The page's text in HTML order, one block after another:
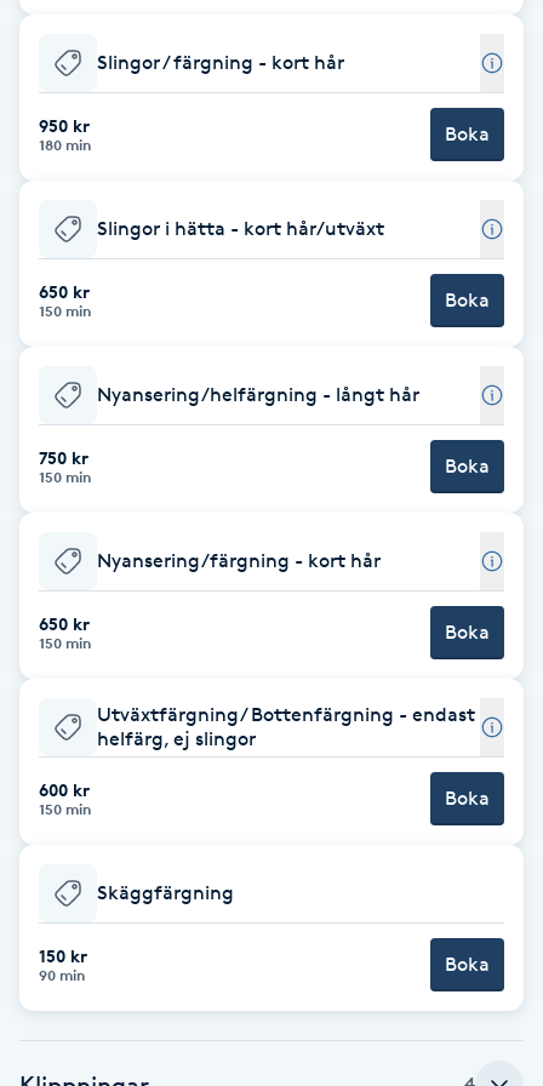
Bambumassage
Barber
Barnklippning
Blowout
Bottenfärg
Brynformning
Brynfärgning
Brynplockning
Bröllopsuppsättning
C
Celluliter
Coachning
Slingor / färgning - kort hår
950 kr
180 min Boka
Slingor i hätta - kort hår/utväxt
650 kr
150 min Boka
Nyansering/helfärgning - långt hår
750 kr
150 min Boka
Nyansering/färgning - kort hår
650 kr
150 min Boka
Utväxtfärgning/ Bottenfärgning - endast
helfärg, ej slingor
600 kr
150 min Boka
Skäggfärgning
150 kr
90 min Boka